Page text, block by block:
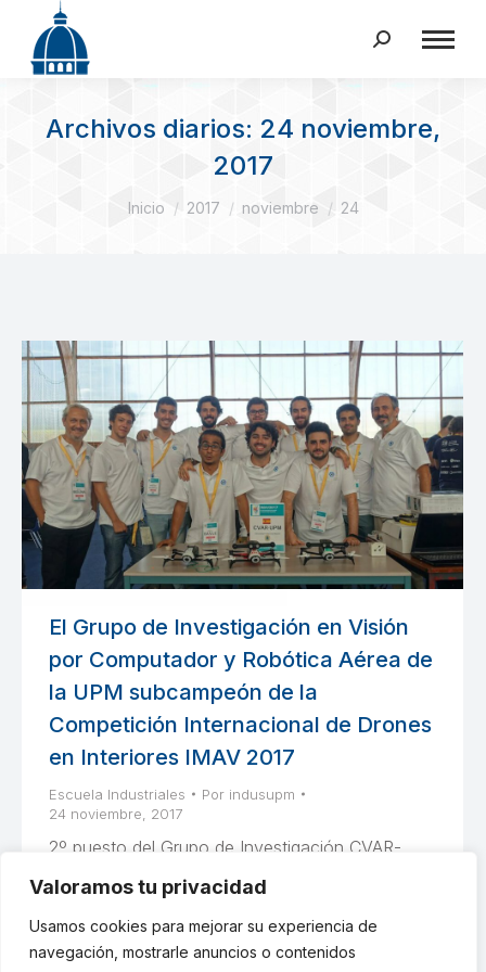
Valoramos tu privacidad
Usamos cookies para mejorar su experiencia de
navegación, mostrarle anuncios o contenidos
Buscar:
Archivos diarios: 24 noviembre,
2017
Estás aquí:
Inicio 2017 noviembre 24
El Grupo de Investigación en Visión
por Computador y Robótica Aérea de
la UPM subcampeón de la
Competición Internacional de Drones
en Interiores IMAV 2017
Escuela Industriales Por indusupm
24 noviembre, 2017
2º puesto del Grupo de Investigación CVAR-
UPM formado por investigadores del Centro de
Automática y Robótica (CAR) y del
Departamento de Inteligencia Artificial